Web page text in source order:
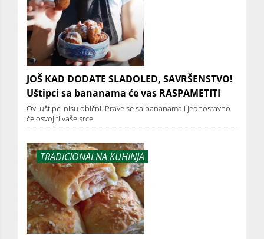
JOŠ KAD DODATE SLADOLED, SAVRŠENSTVO!
Uštipci sa bananama će vas RASPAMETITI
Ovi uštipci nisu obični. Prave se sa bananama i jednostavno
će osvojiti vaše srce.
TRADICIONALNA KUHINJA